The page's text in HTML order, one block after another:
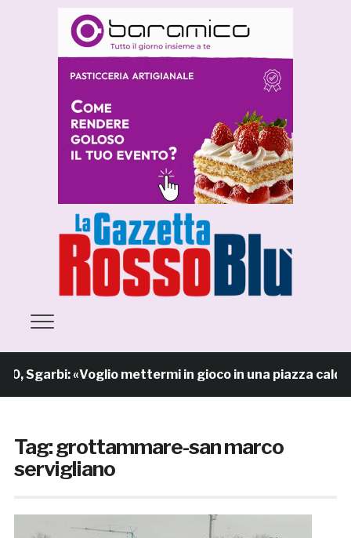
«Voglio mettermi in gioco in una piazza calda
Tag:grottammare-san marco
servigliano